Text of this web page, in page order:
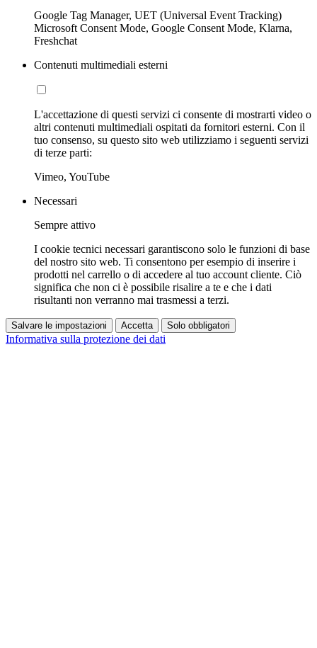
Google Tag Manager, UET (Universal Event Tracking)
Microsoft Consent Mode, Google Consent Mode, Klarna,
Freshchat
Contenuti multimediali esterni
L'accettazione di questi servizi ci consente di mostrarti video o
altri contenuti multimediali ospitati da fornitori esterni. Con il
tuo consenso, su questo sito web utilizziamo i seguenti servizi
di terze parti:
Vimeo, YouTube
Necessari
Sempre attivo
I cookie tecnici necessari garantiscono solo le funzioni di base
del nostro sito web. Ti consentono per esempio di inserire i
prodotti nel carrello o di accedere al tuo account cliente. Ciò
significa che non ci è possibile risalire a te e che i dati
risultanti non verranno mai trasmessi a terzi.
Salvare le impostazioni Accetta Solo obbligatori
Informativa sulla protezione dei dati